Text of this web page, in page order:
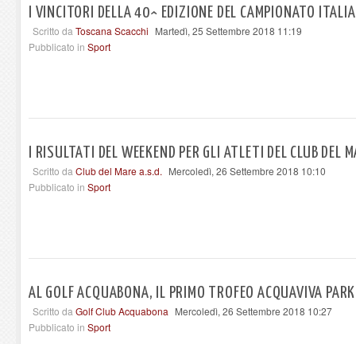
I VINCITORI DELLA 40^ EDIZIONE DEL CAMPIONATO
Scritto da Toscana Scacchi Martedì, 25 Settembre 2018 11:19
Pubblicato in Sport
I RISULTATI DEL WEEKEND PER GLI ATLETI DEL CLUB DEL
Scritto da Club del Mare a.s.d. Mercoledì, 26 Settembre 2018 10:10
Pubblicato in Sport
AL GOLF ACQUABONA, IL PRIMO TROFEO ACQUAVIVA
Scritto da Golf Club Acquabona Mercoledì, 26 Settembre 2018 10:27
Pubblicato in Sport